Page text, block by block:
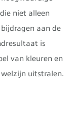
niet alleen
aan de
is
van kleuren en
uitstralen.